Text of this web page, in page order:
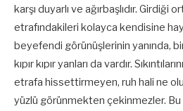
karşı duyarlı ve ağırbaşlıdır. Girdiği
etrafındakileri kolayca kendisine
beyefendi görünüşlerinin yanında,
kıpır kıpır yanları da vardır.
etrafa hissettirmeyen, ruh hali ne
yüzlü görünmekten çekinmezler. Bu